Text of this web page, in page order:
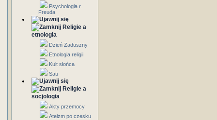
Psychologia r.
Freuda
Religie a
etnologia
Dzień Zaduszny
Etnologia religii
Kult słońca
Sati
Religie a
socjologia
Akty przemocy
Ateizm po czesku